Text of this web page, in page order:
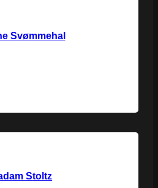
Svømmehal
Stoltz